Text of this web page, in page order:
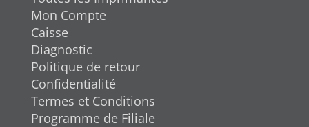
Mon Compte
Caisse
Diagnostic
Politique de retour
Confidentialité
Termes et Conditions
Programme de Filiale